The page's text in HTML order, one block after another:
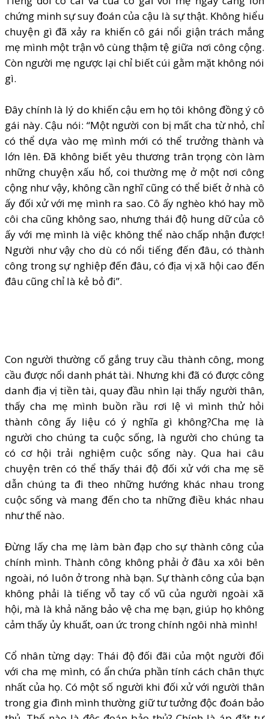
chứng minh sự suy đoán của cậu là sự thật. Không hiểu
chuyện gì đã xảy ra khiến cô gái nổi giận trách mắng
mẹ mình một trận vô cùng thậm tệ giữa nơi công cộng.
Còn người mẹ ngược lại chỉ biết cúi gằm mặt không nói
gì.
Đây chính là lý do khiến cậu em họ tôi không đồng ý cô
gái này. Cậu nói: “Một người con bị mất cha từ nhỏ, chỉ
có thể dựa vào mẹ mình mới có thể trưởng thành và
lớn lên. Đã không biết yêu thương trân trọng còn làm
những chuyện xấu hổ, coi thường mẹ ở một nơi công
cộng như vậy, không cần nghĩ cũng có thể biết ở nhà cô
ấy đối xử với mẹ mình ra sao. Cô ấy nghèo khó hay mồ
côi cha cũng không sao, nhưng thái độ hung dữ của cô
ấy với mẹ mình là việc không thể nào chấp nhận được!
Người như vậy cho dù có nổi tiếng đến đâu, có thành
công trong sự nghiệp đến đâu, có địa vị xã hội cao đến
đâu cũng chỉ là kẻ bỏ đi”.
Con người thường cố gắng truy cầu thành công, mong
cầu được nổi danh phát tài. Nhưng khi đã có được công
danh địa vị tiền tài, quay đầu nhìn lại thấy người thân,
thấy cha mẹ mình buồn rầu rơi lệ vì mình thử hỏi
thành công ấy liệu có ý nghĩa gì không?Cha mẹ là
người cho chúng ta cuộc sống, là người cho chúng ta
có cơ hội trải nghiệm cuộc sống này. Qua hai câu
chuyện trên có thể thấy thái độ đối xử với cha mẹ sẽ
dẫn chúng ta đi theo những hướng khác nhau trong
cuộc sống và mang đến cho ta những điều khác nhau
như thế nào.
Đừng lấy cha mẹ làm bàn đạp cho sự thành công của
chính mình. Thành công không phải ở đâu xa xôi bên
ngoài, nó luôn ở trong nhà bạn. Sự thành công của bạn
không phải là tiếng vỗ tay cổ vũ của người ngoài xã
hội, mà là khả năng bảo vệ cha mẹ bạn, giúp họ không
cảm thấy ủy khuất, oan ức trong chính ngôi nhà mình!
Cổ nhân từng dạy: Thái độ đối đãi của một người đối
với cha mẹ mình, có ẩn chứa phần tính cách chân thực
nhất của họ. Có một số người khi đối xử với người thân
trong gia đình mình thường giữ tư tưởng độc đoán bảo